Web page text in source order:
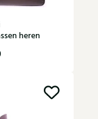
heren